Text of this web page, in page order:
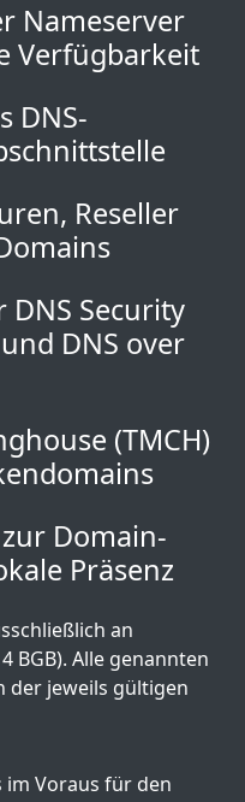
Nameserver
Verfügbarkeit
DNS-
Reseller
Security
DNS over
(TMCH)
Domain-
Präsenz
an
BGB). Alle genannten
der jeweils gültigen
Voraus für den